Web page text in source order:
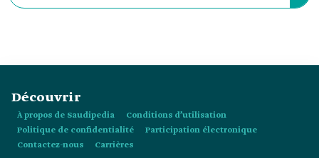
Découvrir
À propos de Saudipedia
Conditions d’utilisation
Politique de confidentialité
Participation électronique
Contactez-nous
Carrières